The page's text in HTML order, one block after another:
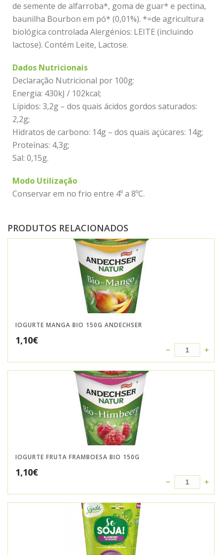
de semente de alfarroba*, goma de guar* e pectina,
baunilha Bourbon em pó* (0,01%). *=de agricultura
biológica controlada Alergénios: LEITE (incluindo
lactose). Contém Leite, Lactose.
Dados Nutricionais
Declaração Nutricional por 100g:
Energia: 430kJ / 102kcal;
Lípidos: 3,2g – dos quais ácidos gordos saturados:
2,2g;
Hidratos de carbono: 14g – dos quais açúcares: 14g;
Proteínas: 4,3g;
Sal: 0,15g.
Modo Utilização
Conservar em no frio entre 4º a 8ºC.
PRODUTOS RELACIONADOS
IOGURTE MANGA BIO 150G ANDECHSER
1,10€
IOGURTE FRUTA FRAMBOESA BIO 150G
1,10€